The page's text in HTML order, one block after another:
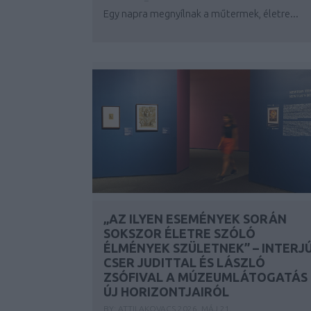
Egy napra megnyílnak a műtermek, életre...
„AZ ILYEN ESEMÉNYEK SORÁN
SOKSZOR ÉLETRE SZÓLÓ
ÉLMÉNYEK SZÜLETNEK” –
CSER JUDITTAL ÉS LÁSZLÓ
ZSÓFIVAL A MÚZEUMLÁTOGATÁS
ÚJ HORIZONTJAIRÓL